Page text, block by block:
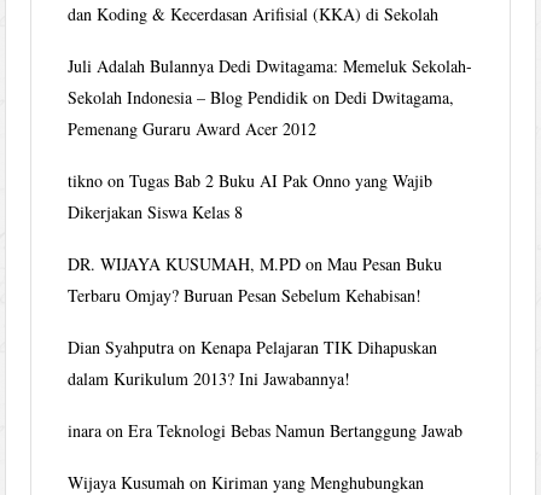
dan Koding & Kecerdasan Arifisial (KKA) di Sekolah
Juli Adalah Bulannya Dedi Dwitagama: Memeluk Sekolah-
Sekolah Indonesia – Blog Pendidik onDedi Dwitagama,
Pemenang Guraru Award Acer 2012
tikno onTugas Bab 2 Buku AI Pak Onno yang Wajib
Dikerjakan Siswa Kelas 8
DR. WIJAYA KUSUMAH, M.PD onMau Pesan Buku
Terbaru Omjay? Buruan Pesan Sebelum Kehabisan!
Dian Syahputra onKenapa Pelajaran TIK Dihapuskan
dalam Kurikulum 2013? Ini Jawabannya!
inara onEra Teknologi Bebas Namun Bertanggung Jawab
Wijaya Kusumah onKiriman yang Menghubungkan